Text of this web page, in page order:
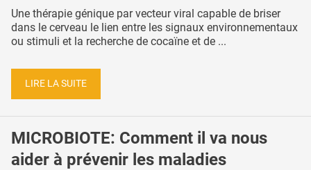
Une thérapie génique par vecteur viral capable de briser
dans le cerveau le lien entre les signaux environnementaux
ou stimuli et la recherche de cocaïne et de ...
LIRE LA SUITE
MICROBIOTE: Comment il va nous
aider à prévenir les maladies